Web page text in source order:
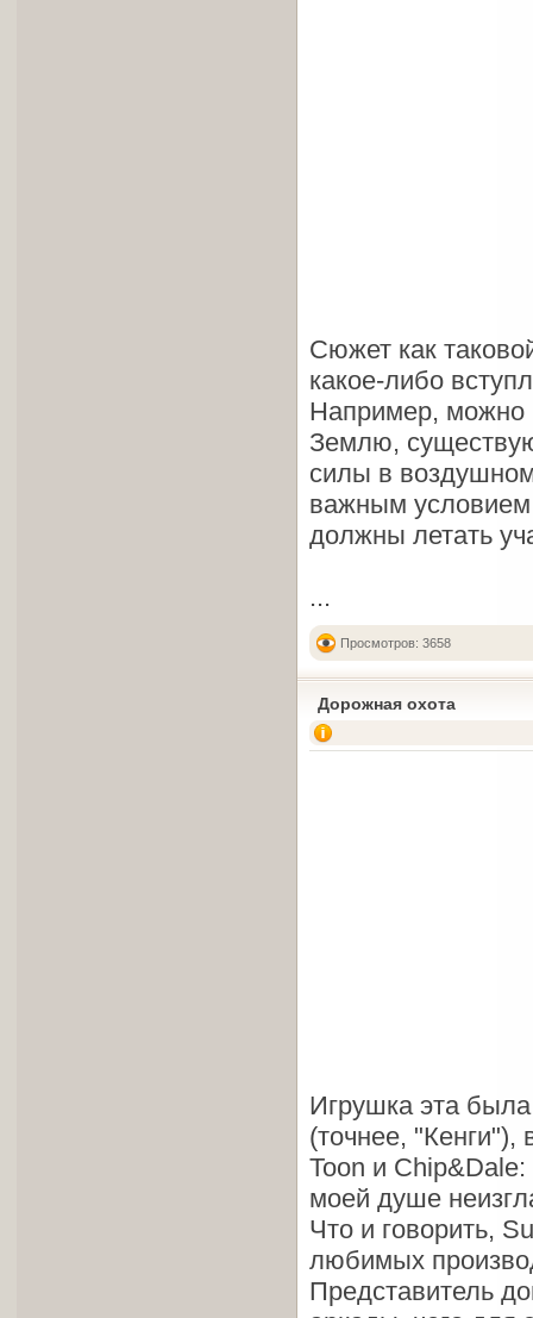
Сюжет как
какое-либо
Например, можно
Землю,
силы в
важным условием
должны летать
...
Просмотров: 3658
Дорожная охота
Игрушка эта
(точнее, "Кенги"),
Toon и
моей душе
Что и говорить,
любимых
Представитель